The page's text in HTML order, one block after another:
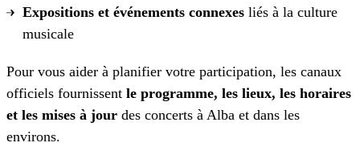
Expositions et événements connexes liés à la culture
musicale
Pour vous aider à planifier votre participation, les canaux
officiels fournissent le programme, les lieux, les horaires
et les mises à jour des concerts à Alba et dans les
environs.